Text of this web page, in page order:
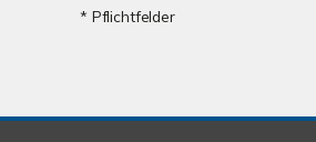
* Pflichtfelder